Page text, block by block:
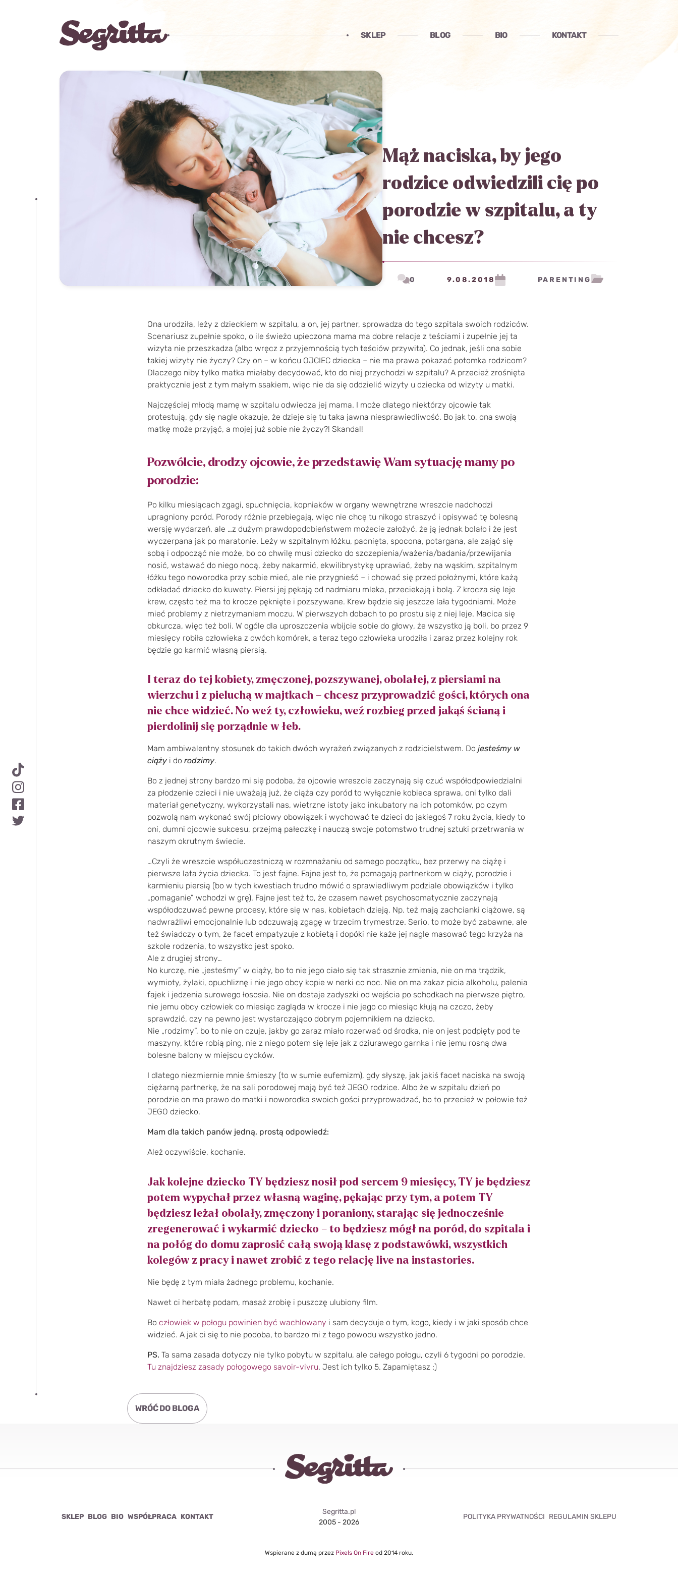
SKLEP BLOG BIO KONTAKT
Mąż naciska, by jego
rodzice odwiedzili cię po
porodzie w szpitalu, a ty
nie chcesz?
0 9.08.2018 PARENTING
Ona urodziła, leży z dzieckiem w szpitalu, a on, jej partner, sprowadza do tego szpitala swoich rodziców.
Scenariusz zupełnie spoko, o ile świeżo upieczona mama ma dobre relacje z teściami i zupełnie jej ta
wizyta nie przeszkadza (albo wręcz z przyjemnością tych teściów przywita). Co jednak, jeśli ona sobie
takiej wizyty nie życzy? Czy on – w końcu OJCIEC dziecka – nie ma prawa pokazać potomka rodzicom?
Dlaczego niby tylko matka miałaby decydować, kto do niej przychodzi w szpitalu? A przecież zrośnięta
praktycznie jest z tym małym ssakiem, więc nie da się oddzielić wizyty u dziecka od wizyty u matki.
Najczęściej młodą mamę w szpitalu odwiedza jej mama. I może dlatego niektórzy ojcowie tak
protestują, gdy się nagle okazuje, że dzieje się tu taka jawna niesprawiedliwość. Bo jak to, ona swoją
matkę może przyjąć, a mojej już sobie nie życzy?! Skandal!
Pozwólcie, drodzy ojcowie, że przedstawię Wam sytuację mamy po
porodzie:
Po kilku miesiącach zgagi, spuchnięcia, kopniaków w organy wewnętrzne wreszcie nadchodzi
upragniony poród. Porody różnie przebiegają, więc nie chcę tu nikogo straszyć i opisywać tę bolesną
wersję wydarzeń, ale …z dużym prawdopodobieństwem możecie założyć, że ją jednak bolało i że jest
wyczerpana jak po maratonie. Leży w szpitalnym łóżku, padnięta, spocona, potargana, ale zająć się
sobą i odpocząć nie może, bo co chwilę musi dziecko do szczepienia/ważenia/badania/przewijania
nosić, wstawać do niego nocą, żeby nakarmić, ekwilibrystykę uprawiać, żeby na wąskim, szpitalnym
łóżku tego noworodka przy sobie mieć, ale nie przygnieść – i chować się przed położnymi, które każą
odkładać dziecko do kuwety. Piersi jej pękają od nadmiaru mleka, przeciekają i bolą. Z krocza się leje
krew, często też ma to krocze pęknięte i pozszywane. Krew będzie się jeszcze lała tygodniami. Może
mieć problemy z nietrzymaniem moczu. W pierwszych dobach to po prostu się z niej leje. Macica się
obkurcza, więc też boli. W ogóle dla uproszczenia wbijcie sobie do głowy, że wszystko ją boli, bo przez 9
miesięcy robiła człowieka z dwóch komórek, a teraz tego człowieka urodziła i zaraz przez kolejny rok
będzie go karmić własną piersią.
I teraz do tej kobiety, zmęczonej, pozszywanej, obolałej, z piersiami na
wierzchu i z pieluchą w majtkach – chcesz przyprowadzić gości, których ona
nie chce widzieć. No weź ty, człowieku, weź rozbieg przed jakąś ścianą i
pierdolinij się porządnie w łeb.
Mam ambiwalentny stosunek do takich dwóch wyrażeń związanych z rodzicielstwem. Do jesteśmy w
ciąży i do rodzimy.
Bo z jednej strony bardzo mi się podoba, że ojcowie wreszcie zaczynają się czuć współodpowiedzialni
za płodzenie dzieci i nie uważają już, że ciąża czy poród to wyłącznie kobieca sprawa, oni tylko dali
materiał genetyczny, wykorzystali nas, wietrzne istoty jako inkubatory na ich potomków, po czym
pozwolą nam wykonać swój płciowy obowiązek i wychować te dzieci do jakiegoś 7 roku życia, kiedy to
oni, dumni ojcowie sukcesu, przejmą pałeczkę i nauczą swoje potomstwo trudnej sztuki przetrwania w
naszym okrutnym świecie.
…Czyli że wreszcie współuczestniczą w rozmnażaniu od samego początku, bez przerwy na ciążę i
pierwsze lata życia dziecka. To jest fajne. Fajne jest to, że pomagają partnerkom w ciąży, porodzie i
karmieniu piersią (bo w tych kwestiach trudno mówić o sprawiedliwym podziale obowiązków i tylko
„pomaganie” wchodzi w grę). Fajne jest też to, że czasem nawet psychosomatycznie zaczynają
współodczuwać pewne procesy, które się w nas, kobietach dzieją. Np. też mają zachcianki ciążowe, są
nadwrażliwi emocjonalnie lub odczuwają zgagę w trzecim trymestrze. Serio, to może być zabawne, ale
też świadczy o tym, że facet empatyzuje z kobietą i dopóki nie każe jej nagle masować tego krzyża na
szkole rodzenia, to wszystko jest spoko.
Ale z drugiej strony…
No kurczę, nie „jesteśmy” w ciąży, bo to nie jego ciało się tak strasznie zmienia, nie on ma trądzik,
wymioty, żylaki, opuchliznę i nie jego obcy kopie w nerki co noc. Nie on ma zakaz picia alkoholu, palenia
fajek i jedzenia surowego łososia. Nie on dostaje zadyszki od wejścia po schodkach na pierwsze piętro,
nie jemu obcy człowiek co miesiąc zagląda w krocze i nie jego co miesiąc kłują na czczo, żeby
sprawdzić, czy na pewno jest wystarczająco dobrym pojemnikiem na dziecko.
Nie „rodzimy”, bo to nie on czuje, jakby go zaraz miało rozerwać od środka, nie on jest podpięty pod te
maszyny, które robią ping, nie z niego potem się leje jak z dziurawego garnka i nie jemu rosną dwa
bolesne balony w miejscu cycków.
I dlatego niezmiernie mnie śmieszy (to w sumie eufemizm), gdy słyszę, jak jakiś facet naciska na swoją
ciężarną partnerkę, że na sali porodowej mają być też JEGO rodzice. Albo że w szpitalu dzień po
porodzie on ma prawo do matki i noworodka swoich gości przyprowadzać, bo to przecież w połowie też
JEGO dziecko.
Mam dla takich panów jedną, prostą odpowiedź:
Ależ oczywiście, kochanie.
Jak kolejne dziecko TY będziesz nosił pod sercem 9 miesięcy, TY je będziesz
potem wypychał przez własną waginę, pękając przy tym, a potem TY
będziesz leżał obolały, zmęczony i poraniony, starając się jednocześnie
zregenerować i wykarmić dziecko – to będziesz mógł na poród, do szpitala i
na połóg do domu zaprosić całą swoją klasę z podstawówki, wszystkich
kolegów z pracy i nawet zrobić z tego relację live na instastories.
Nie będę z tym miała żadnego problemu, kochanie.
Nawet ci herbatę podam, masaż zrobię i puszczę ulubiony film.
Bo człowiek w połogu powinien być wachlowany i sam decyduje o tym, kogo, kiedy i w jaki sposób chce
widzieć. A jak ci się to nie podoba, to bardzo mi z tego powodu wszystko jedno.
PS. Ta sama zasada dotyczy nie tylko pobytu w szpitalu, ale całego połogu, czyli 6 tygodni po porodzie.
Tu znajdziesz zasady połogowego savoir-vivru. Jest ich tylko 5. Zapamiętasz :)
WRÓĆ DO BLOGA
SKLEP BLOG BIO WSPÓŁPRACA KONTAKT
Segritta.pl
2005 - 2026
POLITYKA PRYWATNOŚCI REGULAMIN SKLEPU
Wspierane z dumą przez Pixels On Fire od 2014 roku.